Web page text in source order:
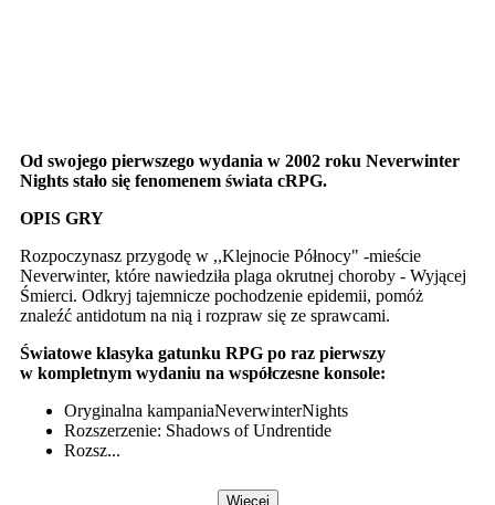
Od swojego pierwszego wydania w 2002 roku Neverwinter
Nights stało się fenomenem świata cRPG.
OPIS GRY
Rozpoczynasz przygodę w ,,Klejnocie Północy" -mieście
Neverwinter, które nawiedziła plaga okrutnej choroby - Wyjącej
Śmierci. Odkryj tajemnicze pochodzenie epidemii, pomóż
znaleźć antidotum na nią i rozpraw się ze sprawcami.
Światowe klasyka gatunku RPG po raz pierwszy
w kompletnym wydaniu na współczesne konsole:
Oryginalna kampaniaNeverwinterNights
Rozszerzenie: Shadows of Undrentide
Rozsz...
Więcej